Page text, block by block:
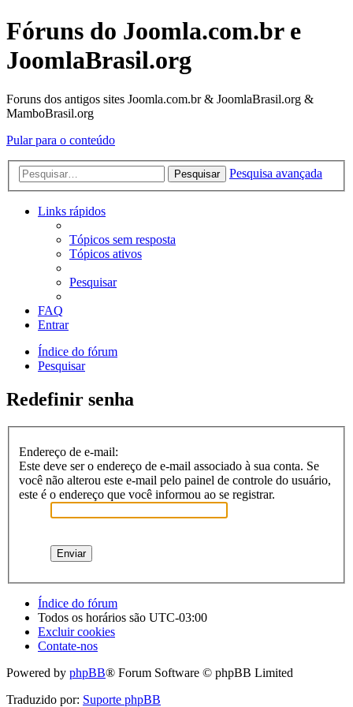
Fóruns do Joomla.com.br e
JoomlaBrasil.org
Foruns dos antigos sites Joomla.com.br & JoomlaBrasil.org &
MamboBrasil.org
Pular para o conteúdo
Pesquisar Pesquisa avançada
Links rápidos
Tópicos sem resposta
Tópicos ativos
Pesquisar
FAQ
Entrar
Índice do fórum
Pesquisar
Redefinir senha
Endereço de e-mail:
Este deve ser o endereço de e-mail associado à sua conta. Se
você não alterou este e-mail pelo painel de controle do usuário,
este é o endereço que você informou ao se registrar.
Índice do fórum
Todos os horários são UTC-03:00
Excluir cookies
Contate-nos
Powered by phpBB® Forum Software © phpBB Limited
Traduzido por: Suporte phpBB